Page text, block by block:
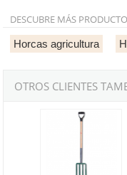
DESCUBRE MÁS
Horcas agricultura
OTROS CLIENTES
Horca cavar de 4 púas